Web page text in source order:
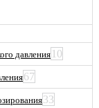
давления 10
67
33